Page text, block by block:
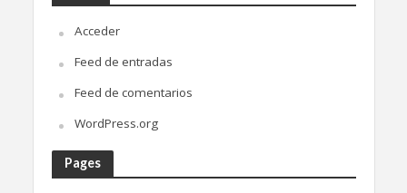
Acceder
Feed de entradas
Feed de comentarios
WordPress.org
Pages